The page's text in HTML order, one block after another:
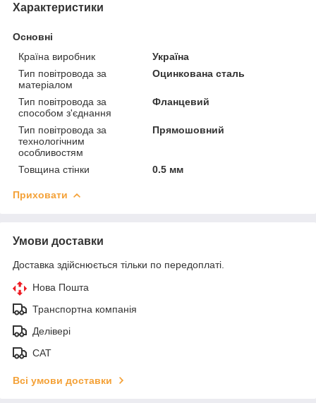
Характеристики
Основні
Країна виробник
Україна
Тип повітровода за
матеріалом
Оцинкована сталь
Тип повітровода за
способом з'єднання
Фланцевий
Тип повітровода за
технологічним
особливостям
Прямошовний
Товщина стінки 0.5 мм
Приховати
Умови доставки
Доставка здійснюється тільки по передоплаті.
Нова Пошта
Транспортна компанія
Делівері
САТ
Всі умови доставки